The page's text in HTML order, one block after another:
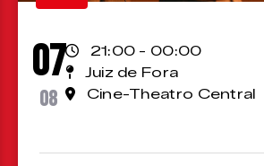
07
08
21:00 - 00:00
Juiz de Fora
Cine-Theatro Central